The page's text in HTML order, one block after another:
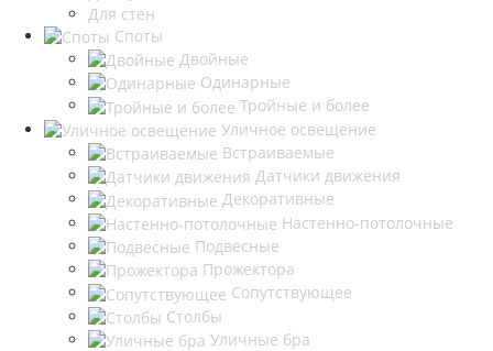
Для стен
Споты
Двойные
Одинарные
Тройные и более
Уличное освещение
Встраиваемые
Датчики движения
Декоративные
Настенно-потолочные
Подвесные
Прожектора
Сопутствующее
Столбы
Уличные бра